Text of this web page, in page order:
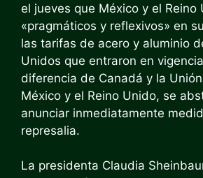
el jueves que México y el Reino
«pragmáticos y reflexivos» en
las tarifas de acero y aluminio
Unidos que entraron en
diferencia de Canadá y la
México y el Reino Unido, se
anunciar inmediatamente
represalia.
La presidenta Claudia